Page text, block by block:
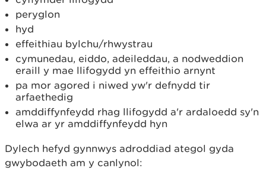
peryglon
hyd
effeithiau bylchu/rhwystrau
cymunedau, eiddo, adeileddau, a nodweddion
eraill y mae llifogydd yn effeithio arnynt
pa mor agored i niwed yw'r defnydd tir
arfaethedig
amddiffynfeydd rhag llifogydd a'r ardaloedd sy'n
elwa ar yr amddiffynfeydd hyn
Dylech hefyd gynnwys adroddiad ategol gyda
gwybodaeth am y canlynol: